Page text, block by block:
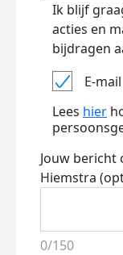
Ik blijf
acties en
bijdragen
E-mail
Lees hier
Jouw bericht
Hiemstra
0/150